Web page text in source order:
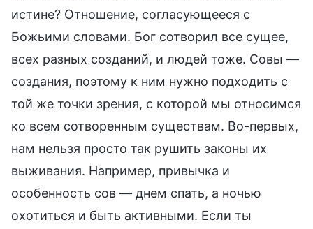
истине? Отношение, согласующееся с
Божьими словами. Бог сотворил все сущее,
всех разных созданий, и людей тоже. Совы —
создания, поэтому к ним нужно подходить с
той же точки зрения, с которой мы относимся
ко всем сотворенным существам. Во-первых,
нам нельзя просто так рушить законы их
выживания. Например, привычка и
особенность сов — днем спать, а ночью
охотиться и быть активными. Если ты